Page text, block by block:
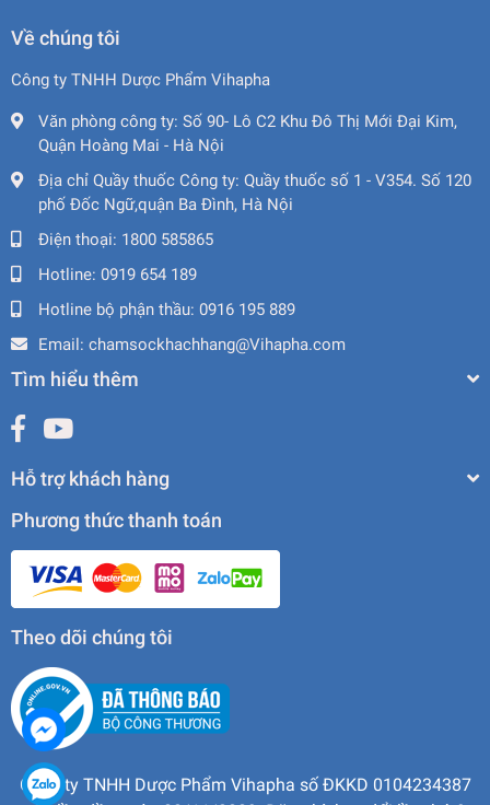
Về chúng tôi
Công ty TNHH Dược Phẩm Vihapha
Văn phòng công ty: Số 90- Lô C2 Khu Đô Thị Mới Đại Kim,
Quận Hoàng Mai - Hà Nội
Địa chỉ Quầy thuốc Công ty: Quầy thuốc số 1 - V354. Số 120
phố Đốc Ngữ,quận Ba Đình, Hà Nội
Điện thoại: 1800 585865
Hotline: 0919 654 189
Hotline bộ phận thầu: 0916 195 889
Email: chamsockhachhang@Vihapha.com
Tìm hiểu thêm
Hỗ trợ khách hàng
Phương thức thanh toán
Theo dõi chúng tôi
Công ty TNHH Dược Phẩm Vihapha số ĐKKD 0104234387